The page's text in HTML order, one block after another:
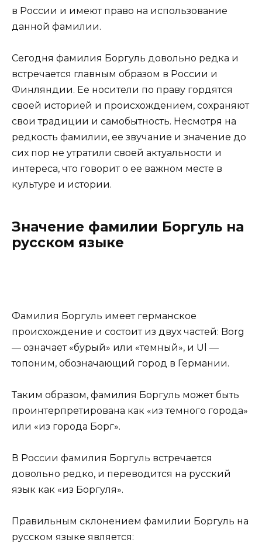
в России и имеют право на использование
данной фамилии.
Сегодня фамилия Боргуль довольно редка и
встречается главным образом в России и
Финляндии. Ее носители по праву гордятся
своей историей и происхождением, сохраняют
свои традиции и самобытность. Несмотря на
редкость фамилии, ее звучание и значение до
сих пор не утратили своей актуальности и
интереса, что говорит о ее важном месте в
культуре и истории.
Значение фамилии Боргуль на
русском языке
Фамилия Боргуль имеет германское
происхождение и состоит из двух частей: Borg
— означает «бурый» или «темный», и Ul —
топоним, обозначающий город в Германии.
Таким образом, фамилия Боргуль может быть
проинтерпретирована как «из темного города»
или «из города Борг».
В России фамилия Боргуль встречается
довольно редко, и переводится на русский
язык как «из Боргуля».
Правильным склонением фамилии Боргуль на
русском языке является: